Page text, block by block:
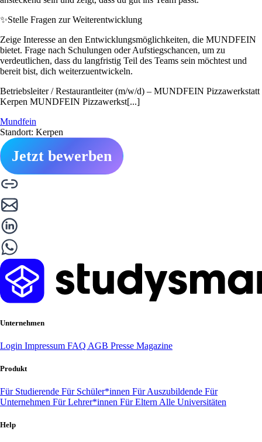
✨Stelle Fragen zur Weiterentwicklung
Zeige Interesse an den Entwicklungsmöglichkeiten, die MUNDFEIN
bietet. Frage nach Schulungen oder Aufstiegschancen, um zu
verdeutlichen, dass du langfristig Teil des Teams sein möchtest und
bereit bist, dich weiterzuentwickeln.
Betriebsleiter / Restaurantleiter (m/w/d) – MUNDFEIN Pizzawerkstatt
Kerpen MUNDFEIN Pizzawerkst[...]
Mundfein
Standort: Kerpen
Jetzt bewerben
Unternehmen
Login Impressum FAQ AGB Presse Magazine
Produkt
Für Studierende Für Schüler*innen Für Auszubildende Für
Unternehmen Für Lehrer*innen Für Eltern Alle Universitäten
Help